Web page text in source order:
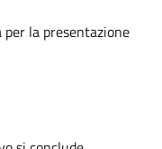
la presentazione